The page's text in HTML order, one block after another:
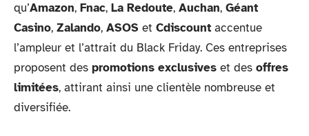
qu’Amazon, Fnac, La Redoute, Auchan, Géant
Casino, Zalando, ASOS et Cdiscount accentue
l’ampleur et l’attrait du Black Friday. Ces entreprises
proposent des promotions exclusives et des offres
limitées, attirant ainsi une clientèle nombreuse et
diversifiée.